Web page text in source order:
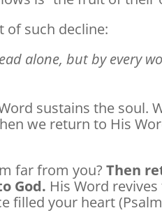
of such decline:
alone, but by every
sustains the soul.
we return to His
far from you?Then
God. His Word
filled your heart (Psalm